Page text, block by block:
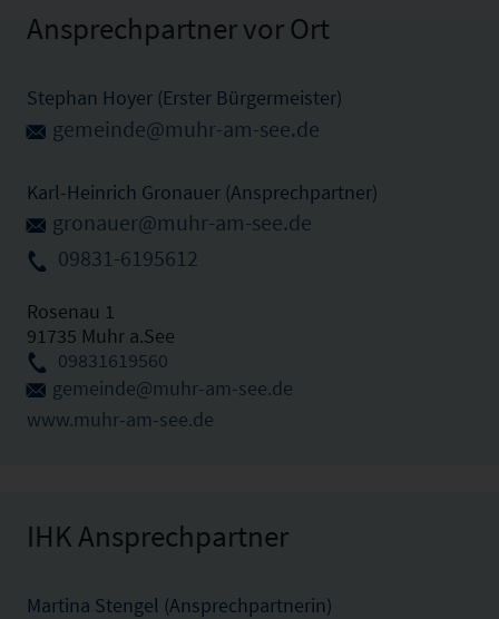
Ansprechpartner vor Ort
Stephan Hoyer (Erster Bürgermeister)
gemeinde@muhr-am-see.de
Karl-Heinrich Gronauer (Ansprechpartner)
gronauer@muhr-am-see.de
09831-6195612
Rosenau 1
91735 Muhr a.See
09831619560
gemeinde@muhr-am-see.de
www.muhr-am-see.de
IHK Ansprechpartner
Martina Stengel (Ansprechpartnerin)